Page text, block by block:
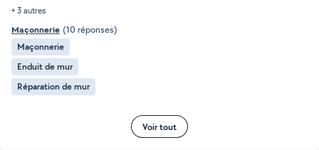
+ 3 autres
Maçonnerie (10 réponses)
Maçonnerie
Enduit de mur
Réparation de mur
Voir tout